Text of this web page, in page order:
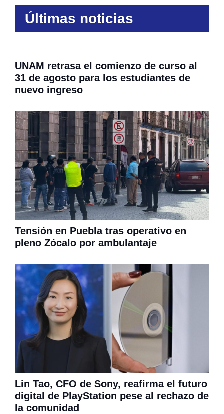
Últimas noticias
UNAM retrasa el comienzo de curso al
31 de agosto para los estudiantes de
nuevo ingreso
Tensión en Puebla tras operativo en
pleno Zócalo por ambulantaje
Lin Tao, CFO de Sony, reafirma el futuro
digital de PlayStation pese al rechazo de
la comunidad